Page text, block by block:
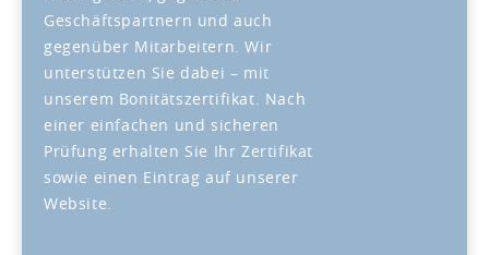
Geschäftspartnern und auch
gegenüber Mitarbeitern. Wir
unterstützen Sie dabei – mit
unserem Bonitätszertifikat. Nach
einer einfachen und sicheren
Prüfung erhalten Sie Ihr Zertifikat
sowie einen Eintrag auf unserer
Website.